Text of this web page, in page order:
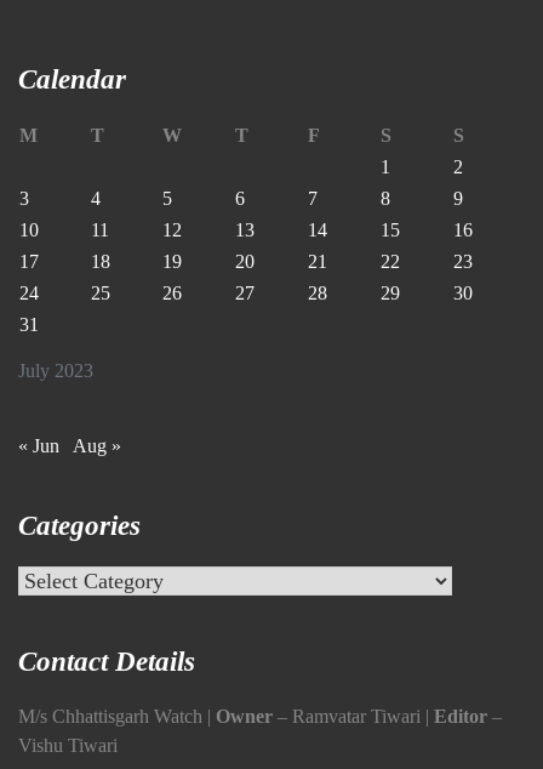
Calendar
July 2023
M T W T F S
S
1
2
3
4 5 6 7 8
9
10
11 12 13 14 15
16
17
18 19 20 21 22
23
24
25 26 27 28 29
30
31
« Jun Aug »
Categories
Categories
Contact Details
M/s Chhattisgarh Watch | Owner – Ramvatar Tiwari | Editor –
Vishu Tiwari